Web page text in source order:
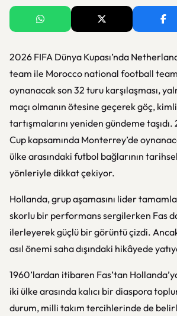
2026 FIFA Dünya Kupası’nda
team ile Morocco national football team
oynanacak son 32 turu karşılaşması,
maçı olmanın ötesine geçerek göç,
tartışmalarını yeniden gündeme taşıdı.
Cup kapsamında Monterrey’de
ülke arasındaki futbol bağlarının
yönleriyle dikkat çekiyor.
Hollanda, grup aşamasını lider
skorlu bir performans sergilerken Fas
ilerleyerek güçlü bir görüntü çizdi.
asıl önemi saha dışındaki hikâyede
1960’lardan itibaren Fas’tan
iki ülke arasında kalıcı bir diaspora
durum, milli takım tercihlerinde de